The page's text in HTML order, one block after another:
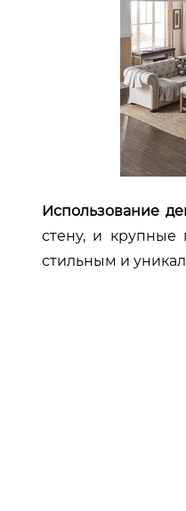
Использование
стену, и
стильным и